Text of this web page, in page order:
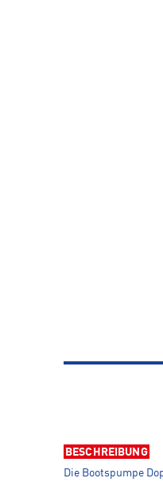
BESCHREIBUNG
Die Bootspumpe